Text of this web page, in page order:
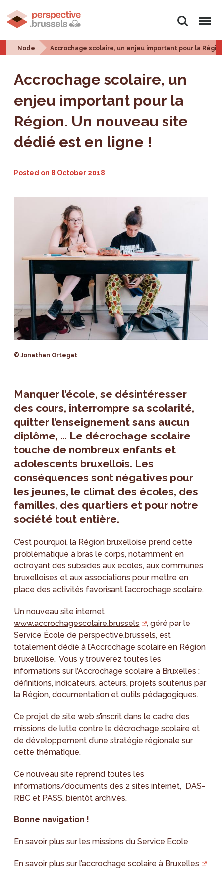
Search Menu
Node Accrochage scolaire, un enjeu important pour la
Accrochage scolaire, un
enjeu important pour la
Région. Un nouveau site
dédié est en ligne !
Posted on 8 October 2018
© Jonathan Ortegat
Manquer l’école, se désintéresser
des cours, interrompre sa scolarité,
quitter l’enseignement sans aucun
diplôme, … Le décrochage scolaire
touche de nombreux enfants et
adolescents bruxellois. Les
conséquences sont négatives pour
les jeunes, le climat des écoles, des
familles, des quartiers et pour notre
société tout entière.
C’est pourquoi, la Région bruxelloise prend cette
problématique à bras le corps, notamment en
octroyant des subsides aux écoles, aux communes
bruxelloises et aux associations pour mettre en
place des activités favorisant l’accrochage scolaire.
Un nouveau site internet
www.accrochagescolaire.brussels
, géré par le
Service École de perspective.brussels, est
totalement dédié à l’Accrochage scolaire en Région
bruxelloise. Vous y trouverez toutes les
informations sur l’Accrochage scolaire à Bruxelles :
définitions, indicateurs, acteurs, projets soutenus par
la Région, documentation et outils pédagogiques.
Ce projet de site web s’inscrit dans le cadre des
missions de lutte contre le décrochage scolaire et
de développement d’une stratégie régionale sur
cette thématique.
Ce nouveau site reprend toutes les
informations/documents des 2 sites internet, DAS-
RBC et PASS, bientôt archivés.
Bonne navigation !
En savoir plus sur lesmissions du Service Ecole
En savoir plus sur l’accrochage scolaire à Bruxelles